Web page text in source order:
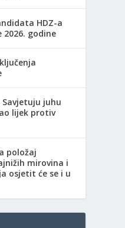
HDZ-a
2026. godine
Savjetuju juhu
lijek protiv
položaj
mirovina i
osjetit će se i u